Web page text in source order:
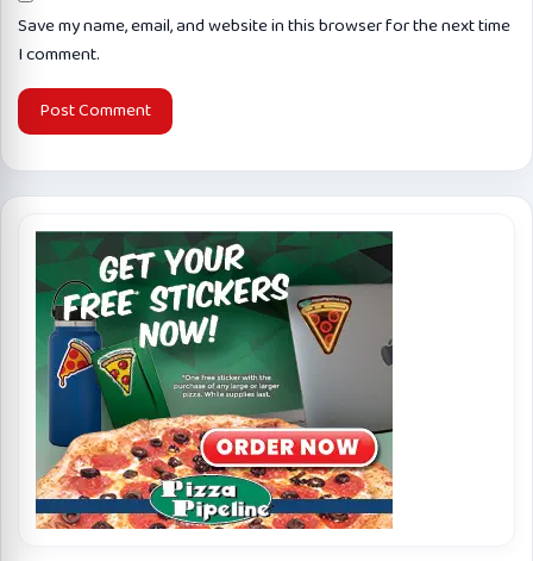
Save my name, email, and website in this browser for the next time
I comment.